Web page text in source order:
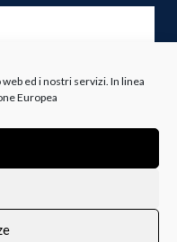
ed i nostri servizi. In linea
Europea